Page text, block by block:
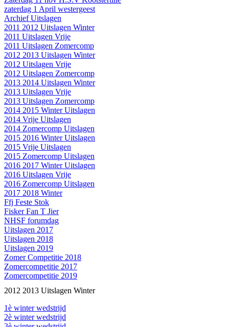
zaterdag 1 April westergeest
Archief Uitslagen
2011 2012 Uitslagen Winter
2011 Uitslagen Vrije
2011 Uitslagen Zomercomp
2012 2013 Uitslagen Winter
2012 Uitslagen Vrije
2012 Uitslagen Zomercomp
2013 2014 Uitslagen Winter
2013 Uitslagen Vrije
2013 Uitslagen Zomercomp
2014 2015 Winter Uitslagen
2014 Vrije Uitslagen
2014 Zomercomp Uitslagen
2015 2016 Winter Uitslagen
2015 Vrije Uitslagen
2015 Zomercomp Uitslagen
2016 2017 Winter Uitslagen
2016 Uitslagen Vrije
2016 Zomercomp Uitslagen
2017 2018 Winter
Ffj Feste Stok
Fisker Fan T Jier
NHSF forumdag
Uitslagen 2017
Uitslagen 2018
Uitslagen 2019
Zomer Competitie 2018
Zomercompetitie 2017
Zomercompetitie 2019
2012 2013 Uitslagen Winter
1è winter wedstrijd
2è winter wedstrijd